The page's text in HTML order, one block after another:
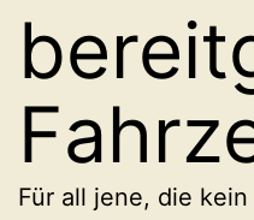
Für all jene, die